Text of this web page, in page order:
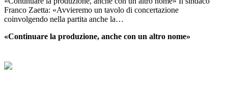
Franco Zaetta: «Avvieremo un tavolo di concertazione
coinvolgendo nella partita anche la…
«Continuare la produzione, anche con un altro nome»